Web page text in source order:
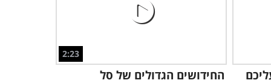
שחשוב לדעת על ניתוחי
מתיחת פנים
עליכם
2:23
החידושים הגדולים של סל